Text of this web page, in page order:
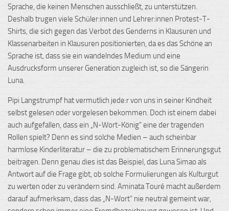
Sprache, die keinen Menschen ausschließt, zu unterstützen.
Deshalb trugen viele Schüler:innen und Lehrer:innen Protest-T-
Shirts, die sich gegen das Verbot des Genderns in Klausuren und
Klassenarbeiten in Klausuren positionierten, da es das Schöne an
Sprache ist, dass sie ein wandelndes Medium und eine
Ausdrucksform unserer Generation zugleich ist, so die Sängerin
Luna.
Pipi Langstrumpf hat vermutlich jede:r von uns in seiner Kindheit
selbst gelesen oder vorgelesen bekommen. Doch ist einem dabei
auch aufgefallen, dass ein „N-Wort-König“ eine der tragenden
Rollen spielt? Denn es sind solche Medien – auch scheinbar
harmlose Kinderliteratur – die zu problematischem Erinnerungsgut
beitragen. Denn genau dies ist das Beispiel, das Luna Simao als
Antwort auf die Frage gibt, ob solche Formulierungen als Kulturgut
zu werten oder zu verändern sind. Aminata Touré macht außerdem
darauf aufmerksam, dass das „N-Wort“ nie neutral gemeint war,